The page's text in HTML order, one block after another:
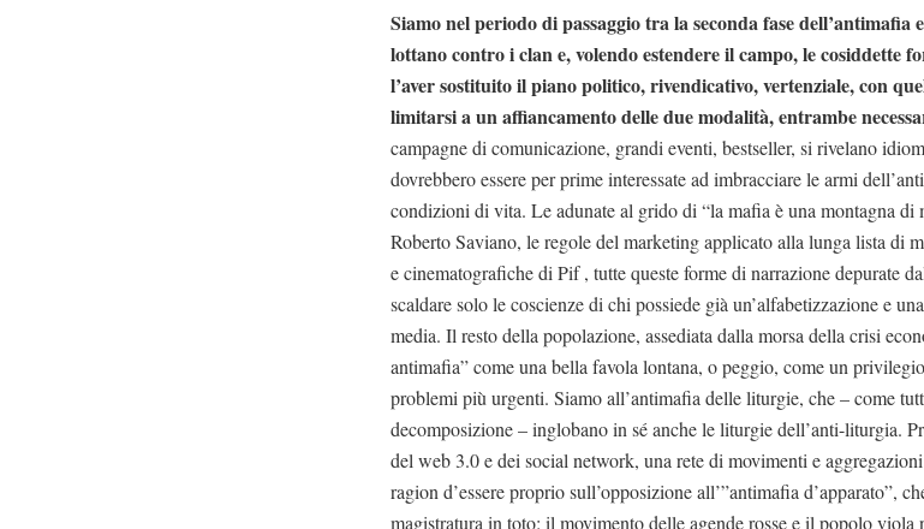
Siamo nel periodo di passaggio tra la seconda fase
lottano contro i clan e, volendo estendere il campo, le cosiddette
l’aver sostituito il piano politico, rivendicativo, vertenziale, con
limitarsi a un affiancamento delle due modalità, entrambe
campagne di comunicazione, grandi eventi, bestseller, si rivelano
dovrebbero essere per prime interessate ad imbracciare le armi
condizioni di vita. Le adunate al grido di “la mafia è una montagna
Roberto Saviano, le regole del marketing applicato alla lunga lista di
e cinematografiche di Pif , tutte queste forme di narrazione depurate
scaldare solo le coscienze di chi possiede già un’alfabetizzazione e
media. Il resto della popolazione, assediata dalla morsa della crisi
antimafia” come una bella favola lontana, o peggio, come un
problemi più urgenti. Siamo all’antimafia delle liturgie, che – come
decomposizione – inglobano in sé anche le liturgie dell’anti-liturgia.
del web 3.0 e dei social network, una rete di movimenti e
ragion d’essere proprio sull’opposizione all’”antimafia d’apparato”,
magistratura in toto: il movimento delle agende rosse e il popolo viola